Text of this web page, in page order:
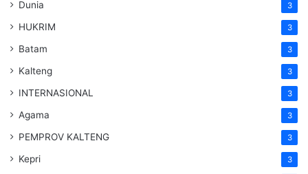
Dunia 3
HUKRIM 3
Batam 3
Kalteng 3
INTERNASIONAL 3
Agama 3
PEMPROV KALTENG 3
Kepri 3